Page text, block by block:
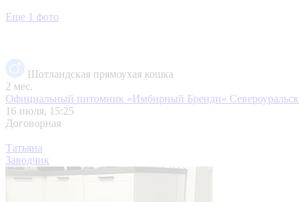
Еще 1 фото
Шотландская прямоухая кошка
2 мес.
Официальный питомник «Имбирный Бренди» Североуральск
16 июля, 15:25
Договорная
Татьяна
Заводчик